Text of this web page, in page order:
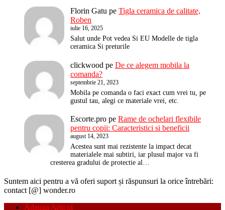
Florin Gatu pe Tigla ceramica de calitate,
Roben
iulie 16, 2025
Salut unde Pot vedea Si EU Modelle de tigla
ceramica Si preturile
clickwood pe De ce alegem mobila la
comanda?
septembrie 21, 2023
Mobila pe comanda o faci exact cum vrei tu, pe
gustul tau, alegi ce materiale vrei, etc.
Escorte.pro pe Rame de ochelari flexibile
pentru copii: Caracteristici si beneficii
august 14, 2023
Acestea sunt mai rezistente la impact decat
materialele mai subtiri, iar plusul major va fi
cresterea gradului de protectie al…
Suntem aici pentru a vă oferi suport și răspunsuri la orice întrebări:
contact [@] wonder.ro
Adauga Articol